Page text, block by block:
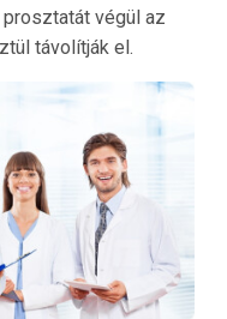
végül az
távolítják el.